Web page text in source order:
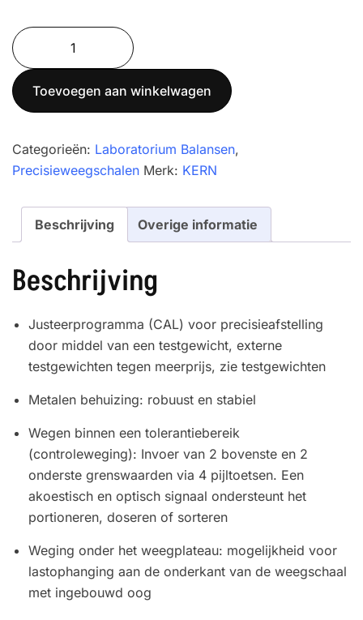
Precisieweegschaal
KERN
PES
2200-
aantal
Toevoegen aan winkelwagen
Categorieën: Laboratorium Balansen,
Precisieweegschalen Merk: KERN
Beschrijving Overige informatie
Beschrijving
Justeerprogramma (CAL) voor precisieafstelling
door middel van een testgewicht, externe
testgewichten tegen meerprijs, zie testgewichten
Metalen behuizing: robuust en stabiel
Wegen binnen een tolerantiebereik
(controleweging): Invoer van 2 bovenste en 2
onderste grenswaarden via 4 pijltoetsen. Een
akoestisch en optisch signaal ondersteunt het
portioneren, doseren of sorteren
Weging onder het weegplateau: mogelijkheid voor
lastophanging aan de onderkant van de weegschaal
met ingebouwd oog